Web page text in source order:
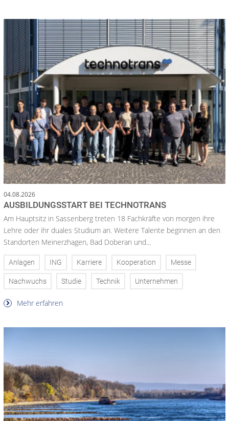
04.08.2026
AUSBILDUNGSSTART BEI TECHNOTRANS
Am Hauptsitz in Sassenberg treten 18 Fachkräfte von morgen ihre
Lehre oder ihr duales Studium an. Weitere Talente beginnen an den
Standorten Meinerzhagen, Bad Doberan und...
Anlagen ING Karriere Kooperation Messe
Nachwuchs Studie Technik Unternehmen
Mehr erfahren